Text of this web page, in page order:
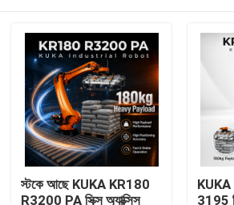
স্টকে আছে KUKA KR180
R3200 PA সিক্স অ্যাক্সিস
KUKA
3195